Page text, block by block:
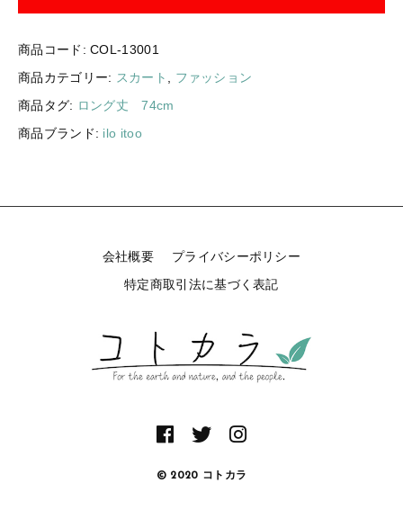
商品コード:COL-13001
商品カテゴリー: スカート
ファッション
商品タグ: ロング丈 74cm
商品ブランド: ilo itoo
会社概要
プライバシーポリシー
特定商取引法に基づく表記
© 2020 コトカラ
ログイン